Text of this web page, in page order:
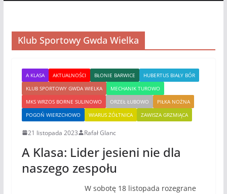
Klub Sportowy Gwda Wielka
A KLASA AKTUALNOŚCI BŁONIE BARWICE
HUBERTUS BIAŁY BÓR
KLUB SPORTOWY GWDA WIELKA
MECHANIK TUROWO
MKS WRZOS BORNE SULINOWO
ORZEŁ ŁUBOWO
PIŁKA NOŻNA
POGOŃ WIERZCHOWO
WIARUS ŻÓŁTNICA ZAWISZA GRZMIĄCA
21 listopada 2023 Rafał Glanc
A Klasa: Lider jesieni nie dla
naszego zespołu
W sobotę 18 listopada rozegrane